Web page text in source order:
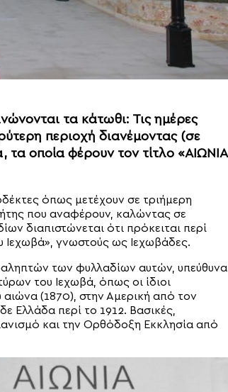
τα κάτωθι: Τις ημέρες
περιοχή διανέμοντας (σε
τα οποία φέρουν τον τίτλο «ΑΙΩΝΙΑ
όπως μετέχουν σε τριήμερη
που αναφέρουν, καλώντας σε
διαπιστώνεται ότι πρόκειται περί
Ιεχωβά», γνωστούς ως Ιεχωβάδες.
των φυλλαδίων αυτών, υπεύθυνα
του Ιεχωβά, όπως οι ίδιοι
(1870), στην Αμερική από τον
Ελλάδα περί το 1912. Βασικές,
και την Ορθόδοξη Εκκλησία από
«Λάμψον και σε μας,
Δέσποτα Χριστέ, το Φως